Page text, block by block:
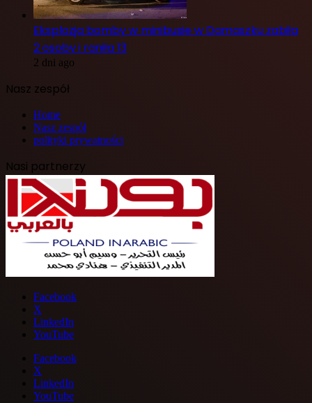
Eksplozja bomby w minibusie w Damaszku zabiła
2 osoby i raniła 13
2 dni ago
Nasz zespół
Home
Nasz zespół
polityki prywatności
Nasi partnerzy
Facebook
X
LinkedIn
YouTube
Facebook
X
LinkedIn
YouTube